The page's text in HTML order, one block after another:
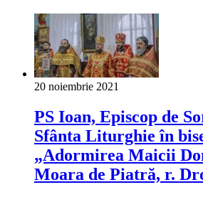
20 noiembrie 2021
PS Ioan, Episcop de
Sfânta Liturghie în
„Adormirea Maicii
Moara de Piatră, r.